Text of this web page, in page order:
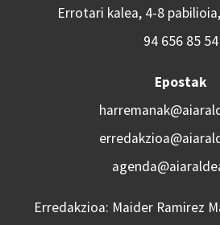
Errotari kalea, 4-8
94 656 85 54
Epostak
Erredakzioa: Maider Ramirez